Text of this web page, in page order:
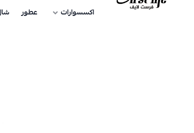
فرست لايف للمستلزمات الرجالية
اكسسوارات
عطور